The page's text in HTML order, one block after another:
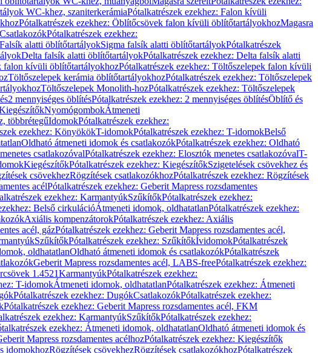
WC-khez, szaniterkerámiaPótalkatrészek ezekhez: Falon kívüli
Pótalkatrészek ezekhez: Öblítőcsövek falon kívüli öblítőtartályokhozMagasra
CsatlakozókPótalkatrészek ezekhez:
Falsík alatti öblítőtartályokSigma falsík alatti öblítőtartályokPótalkatrészek
Delta falsík alatti öblítőtartályokPótalkatrészek ezekhez: Delta falsík alatti
falon kívüli öblítőtartályokhozPótalkatrészek ezekhez: Töltőszelepek falon kívüli
Töltőszelepek kerámia öblítőtartályokhozPótalkatrészek ezekhez: Töltőszelepek
Töltőszelepek Monolith-hozPótalkatrészek ezekhez: Töltőszelepek
2 mennyiséges öblítésPótalkatrészek ezekhez: 2 mennyiséges öblítésÖblítő és
NyomógombokÁtmeneti
többrétegűIdomokPótalkatrészek ezekhez:
ezekhez: KönyökökT-idomokPótalkatrészek ezekhez: T-idomokBelső
Oldható átmeneti idomok és csatlakozókPótalkatrészek ezekhez: Oldható
csatlakozóvalPótalkatrészek ezekhez: Elosztók menetes csatlakozóvalT-
KiegészítőkPótalkatrészek ezekhez: KiegészítőkSzigetelések csövekhez és
csövekhezRögzítések csatlakozókhozPótalkatrészek ezekhez: Rögzítések
acélPótalkatrészek ezekhez: Geberit Mapress rozsdamentes
ezekhez: KarmantyúkSzűkítőkPótalkatrészek ezekhez:
Belső cirkulációÁtmeneti idomok, oldhatatlanPótalkatrészek ezekhez:
Axiális kompenzátorokPótalkatrészek ezekhez: Axiális
acél, gázPótalkatrészek ezekhez: Geberit Mapress rozsdamentes acél,
SzűkítőkPótalkatrészek ezekhez: SzűkítőkÍvidomokPótalkatrészek
oldhatatlanOldható átmeneti idomok és csatlakozókPótalkatrészek
Geberit Mapress rozsdamentes acél, LABS-freePótalkatrészek ezekhez:
1.4521KarmantyúkPótalkatrészek ezekhez:
T-idomokÁtmeneti idomok, oldhatatlanPótalkatrészek ezekhez: Átmeneti
Pótalkatrészek ezekhez: DugókCsatlakozókPótalkatrészek ezekhez:
Pótalkatrészek ezekhez: Geberit Mapress rozsdamentes acél, FKM
ezekhez: KarmantyúkSzűkítőkPótalkatrészek ezekhez:
ezekhez: Átmeneti idomok, oldhatatlanOldható átmeneti idomok és
Mapress rozsdamentes acélhozPótalkatrészek ezekhez: Kiegészítők
idomokhozRögzítések csövekhezRögzítések csatlakozókhozPótalkatrészek